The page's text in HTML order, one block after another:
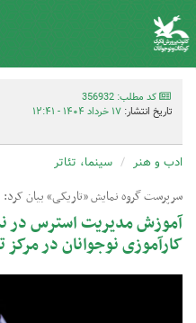
کد مطلب: 356932
تاریخ انتشار: ۱۷ خرداد ۱۴۰۴ - ۱۲:۴۱
ادب و هنر سینما، تئاتر
سرپرست گروه نمایش «تاریکی» بیان کرد:
آموزش مدیریت استرس در
کارآموزی نوجوانان در مرکز